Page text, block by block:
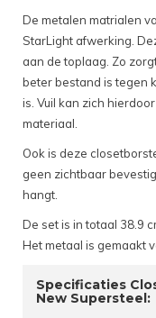
De metalen matrialen
StarLight afwerking.
aan de toplaag. Zo
beter bestand is tegen
is. Vuil kan zich
materiaal.
Ook is deze
geen zichtbaar
hangt.
De set is in totaal 38.9
Het metaal is gemaakt
Specificaties
New Supersteel: